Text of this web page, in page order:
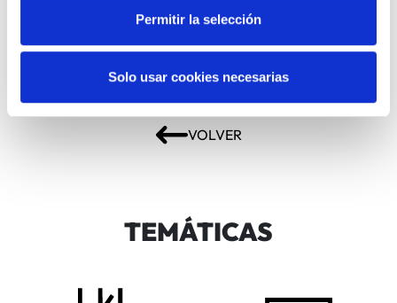
Permitir la selección
Solo usar cookies necesarias
Entradas:
VOLVER
COMPARTIR EVENTO PASADO
TEMÁTICAS